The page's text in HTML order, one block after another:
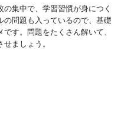
集中で、学習習慣が身につく
の問題も入っているので、基礎
す。問題をたくさん解いて、
ましょう。